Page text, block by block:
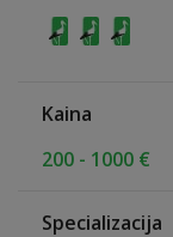
Kaina
200 - 1000 €
Specializacija